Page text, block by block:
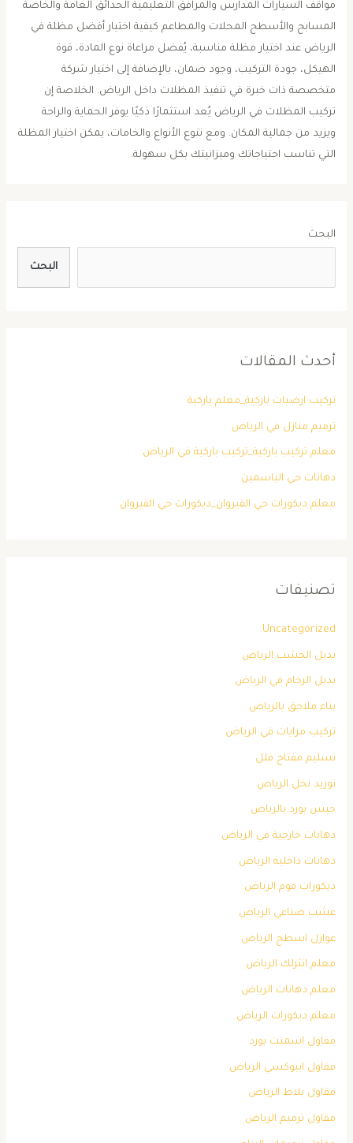
مواقف السيارات المدارس والمرافق التعليمية الحدائق العامة والخاصة
المسابح والأسطح المحلات والمطاعم كيفية اختيار أفضل مظلة في
الرياض عند اختيار مظلة مناسبة، يُفضل مراعاة نوع المادة، قوة
الهيكل، جودة التركيب، وجود ضمان، بالإضافة إلى اختيار شركة
متخصصة ذات خبرة في تنفيذ المظلات داخل الرياض. الخلاصة إن
تركيب المظلات في الرياض يُعد استثمارًا ذكيًا يوفر الحماية والراحة
ويزيد من جمالية المكان. ومع تنوع الأنواع والخامات، يمكن اختيار المظلة
التي تناسب احتياجاتك وميزانيتك بكل سهولة.
البحث
البحث
أحدث المقالات
تركيب ارضيات باركية_معلم باركية
ترميم منازل في الرياض
معلم تركيب باركية_تركيب باركية في الرياض
دهانات حي الياسمين
معلم ديكورات حي القيروان_ديكورات حي القيروان
تصنيفات
Uncategorized
بديل الخشب الرياض
بديل الرخام في الرياض
بناء ملاحق بالرياض
تركيب مرايات في الرياض
تسليم مفتاح فلل
توريد نخل الرياض
جبس بورد بالرياض
دهانات خارجية في الرياض
دهانات داخلية الرياض
ديكورات فوم الرياض
عشب صناعي الرياض
عوازل اسطح الرياض
معلم انترلك الرياض
معلم دهانات الرياض
معلم ديكورات الرياض
مقاول اسمنت بورد
مقاول ايبوكسي الرياض
مقاول بلاط الرياض
مقاول ترميم الرياض